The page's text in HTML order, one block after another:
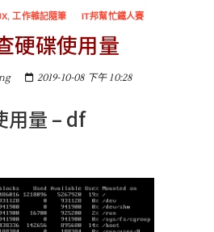
, 工作雜記隨筆 IT邦幫忙鐵人賽
硬碟使用量
2019-10-08 下午 10:28
用量 – df